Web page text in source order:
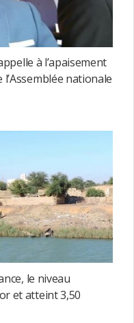
à l’apaisement
nationale
le niveau
et atteint 3,50